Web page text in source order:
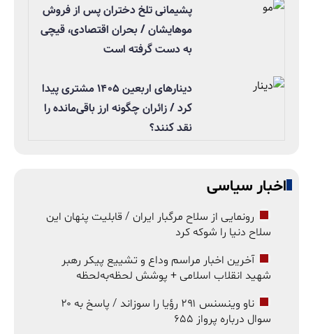
پشیمانی تلخ دختران پس از فروش
موهایشان / بحران اقتصادی، قیچی
به دست گرفته است
دینارهای اربعین ۱۴۰۵ مشتری پیدا
کرد / زائران چگونه ارز باقی‌مانده را
نقد کنند؟
اخبار سیاسی
رونمایی از سلاح مرگبار ایران / قابلیت پنهان این
سلاح دنیا را شوکه کرد
آخرین اخبار مراسم وداع و تشییع پیکر رهبر
شهید انقلاب اسلامی + پوشش لحظه‌به‌لحظه
ناو وینسنس ۲۹۱ رؤیا را سوزاند / پاسخ به ۲۰
سوال درباره پرواز ۶۵۵